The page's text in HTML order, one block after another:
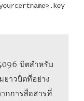
บิตสำหรับ
าวบิตที่อย่าง
กการสื่อสารที่